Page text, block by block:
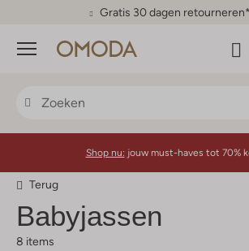
Gratis 30 dagen retourneren*
Menu
Shop nu: jouw must-haves tot 70%
Terug
Babyjassen
8 items